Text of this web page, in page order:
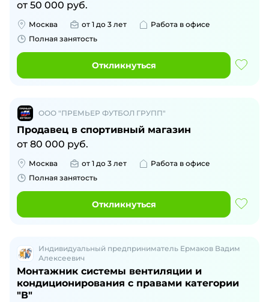
от 50 000 руб.
Москва от 1 до 3 лет
Работа в офисе
Полная занятость
Откликнуться
ООО "ПРЕМЬЕР ФУТБОЛ ГРУПП"
Продавец в спортивный магазин
от 80 000 руб.
Москва от 1 до 3 лет
Работа в офисе
Полная занятость
Откликнуться
Индивидуальный предприниматель Ермаков Вадим
Алексеевич
Монтажник системы вентиляции и
кондиционирования с правами категории
"В"